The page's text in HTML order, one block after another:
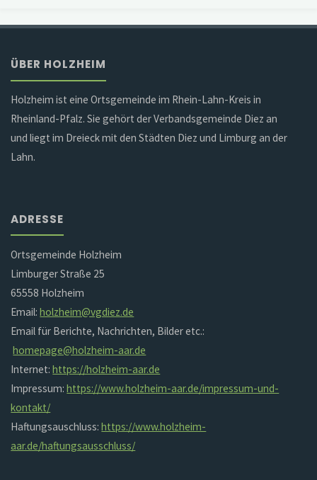
ÜBER HOLZHEIM
Holzheim ist eine Ortsgemeinde im Rhein-Lahn-Kreis in
Rheinland-Pfalz. Sie gehört der Verbandsgemeinde Diez an
und liegt im Dreieck mit den Städten Diez und Limburg an der
Lahn.
ADRESSE
Ortsgemeinde Holzheim
Limburger Straße 25
65558 Holzheim
Email:holzheim@vgdiez.de
Email für Berichte, Nachrichten, Bilder etc.:
homepage@holzheim-aar.de
Internet:https://holzheim-aar.de
Impressum:https://www.holzheim-aar.de/impressum-und-
kontakt/
Haftungsauschluss:https://www.holzheim-
aar.de/haftungsausschluss/